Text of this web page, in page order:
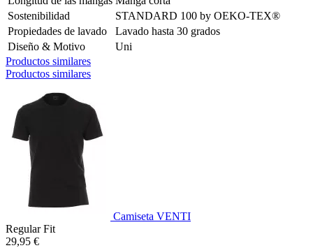
Sostenibilidad
STANDARD 100 by OEKO-TEX®
Propiedades de lavado
Lavado hasta 30 grados
Diseño & Motivo
Uni
Productos similares
Productos similares
Camiseta VENTI
Regular Fit
29,95 €